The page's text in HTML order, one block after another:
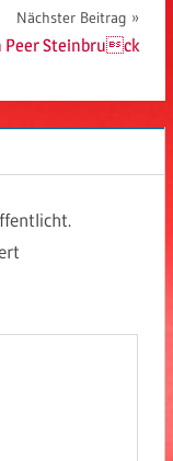
Nächster Beitrag
Peer Steinbruck